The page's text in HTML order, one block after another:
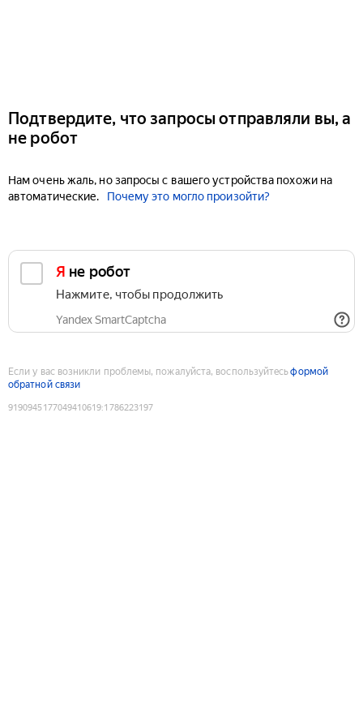
Подтвердите, что запросы отправляли вы, а
не робот
Нам очень жаль, но запросы с вашего устройства похожи на
автоматические.
Почему это могло произойти?
Я не робот
Нажмите, чтобы продолжить
Yandex SmartCaptcha
Если у вас возникли проблемы, пожалуйста, воспользуйтесьформой
обратной связи
9190945177049410619:1786223197